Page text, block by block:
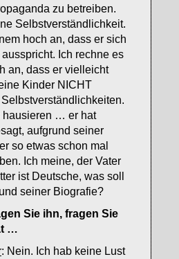
zu betreiben.
Selbstverständlichkeit.
hoch an, dass er sich
Ich rechne es
an, dass er vielleicht
Kinder NICHT
hausieren … er hat
aufgrund seiner
so etwas schon mal
Ich meine, der Vater
ist Deutsche, was soll
seiner Biografie?
Sie ihn, fragen Sie
…
: Nein. Ich hab keine Lust